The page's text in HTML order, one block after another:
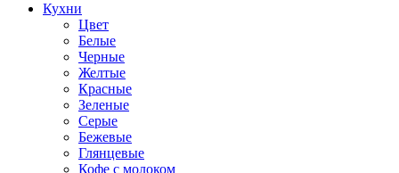
Кухни
Цвет
Белые
Черные
Желтые
Красные
Зеленые
Серые
Бежевые
Глянцевые
Кофе с молоком